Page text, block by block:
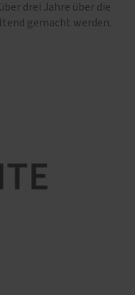
drei Jahre über die
gemacht werden.